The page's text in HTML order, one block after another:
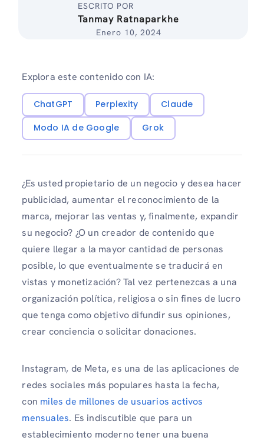
ESCRITO POR
Tanmay Ratnaparkhe
Enero 10, 2024
Explora este contenido con IA:
ChatGPT Perplexity
Claude
Modo IA de Google
Grok
¿Es usted propietario de un negocio y desea hacer
publicidad, aumentar el reconocimiento de la
marca, mejorar las ventas y, finalmente, expandir
su negocio? ¿O un creador de contenido que
quiere llegar a la mayor cantidad de personas
posible, lo que eventualmente se traducirá en
vistas y monetización? Tal vez pertenezcas a una
organización política, religiosa o sin fines de lucro
que tenga como objetivo difundir sus opiniones,
crear conciencia o solicitar donaciones.
Instagram, de Meta, es una de las aplicaciones de
redes sociales más populares hasta la fecha,
con miles de millones de usuarios activos
mensuales. Es indiscutible que para un
establecimiento moderno tener una buena